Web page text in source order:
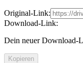
Original-Link:
Download-Link:
Dein neuer Download-
Kopieren